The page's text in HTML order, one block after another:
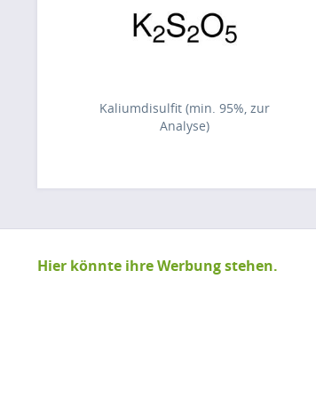
Kaliumdisulfit (min. 95%, zur
Analyse)
Hier könnte ihre Werbung stehen.